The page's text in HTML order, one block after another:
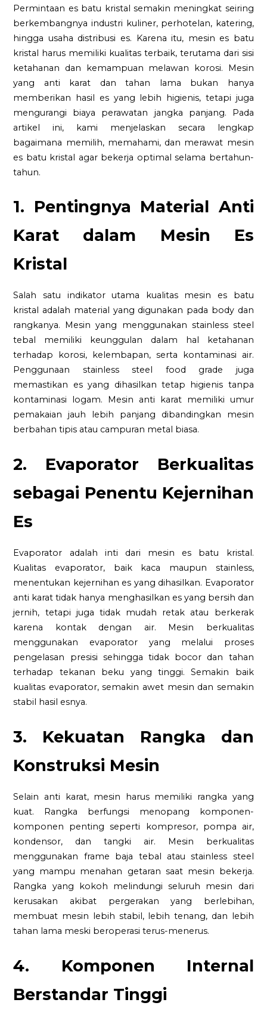
Permintaan es batu kristal semakin meningkat seiring
berkembangnya industri kuliner, perhotelan, katering,
hingga usaha distribusi es. Karena itu, mesin es batu
kristal harus memiliki kualitas terbaik, terutama dari sisi
ketahanan dan kemampuan melawan korosi. Mesin
yang anti karat dan tahan lama bukan hanya
memberikan hasil es yang lebih higienis, tetapi juga
mengurangi biaya perawatan jangka panjang. Pada
artikel ini, kami menjelaskan secara lengkap
bagaimana memilih, memahami, dan merawat mesin
es batu kristal agar bekerja optimal selama bertahun-
tahun.
1. Pentingnya Material Anti
Karat dalam Mesin Es
Kristal
Salah satu indikator utama kualitas mesin es batu
kristal adalah material yang digunakan pada body dan
rangkanya. Mesin yang menggunakan stainless steel
tebal memiliki keunggulan dalam hal ketahanan
terhadap korosi, kelembapan, serta kontaminasi air.
Penggunaan stainless steel food grade juga
memastikan es yang dihasilkan tetap higienis tanpa
kontaminasi logam. Mesin anti karat memiliki umur
pemakaian jauh lebih panjang dibandingkan mesin
berbahan tipis atau campuran metal biasa.
2. Evaporator Berkualitas
sebagai Penentu Kejernihan
Es
Evaporator adalah inti dari mesin es batu kristal.
Kualitas evaporator, baik kaca maupun stainless,
menentukan kejernihan es yang dihasilkan. Evaporator
anti karat tidak hanya menghasilkan es yang bersih dan
jernih, tetapi juga tidak mudah retak atau berkerak
karena kontak dengan air. Mesin berkualitas
menggunakan evaporator yang melalui proses
pengelasan presisi sehingga tidak bocor dan tahan
terhadap tekanan beku yang tinggi. Semakin baik
kualitas evaporator, semakin awet mesin dan semakin
stabil hasil esnya.
3. Kekuatan Rangka dan
Konstruksi Mesin
Selain anti karat, mesin harus memiliki rangka yang
kuat. Rangka berfungsi menopang komponen-
komponen penting seperti kompresor, pompa air,
kondensor, dan tangki air. Mesin berkualitas
menggunakan frame baja tebal atau stainless steel
yang mampu menahan getaran saat mesin bekerja.
Rangka yang kokoh melindungi seluruh mesin dari
kerusakan akibat pergerakan yang berlebihan,
membuat mesin lebih stabil, lebih tenang, dan lebih
tahan lama meski beroperasi terus-menerus.
4. Komponen Internal
Berstandar Tinggi